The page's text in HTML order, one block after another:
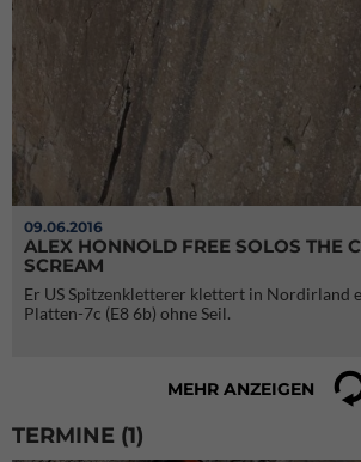
09.06.2016
ALEX HONNOLD FREE SOLOS THE
SCREAM
Er US Spitzenkletterer klettert in Nordirland
Platten-7c (E8 6b) ohne Seil.
MEHR ANZEIGEN
TERMINE (1)